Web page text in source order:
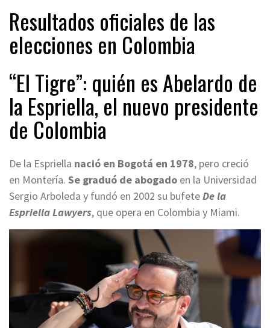
Resultados oficiales de las
elecciones en Colombia
“El Tigre”: quién es Abelardo de
la Espriella, el nuevo presidente
de Colombia
De la Espriella nació en Bogotá en 1978, pero creció
en Montería. Se graduó de abogado en la Universidad
Sergio Arboleda y fundó en 2002 su bufeteDe la
Espriella Lawyers, que opera en Colombia y Miami.